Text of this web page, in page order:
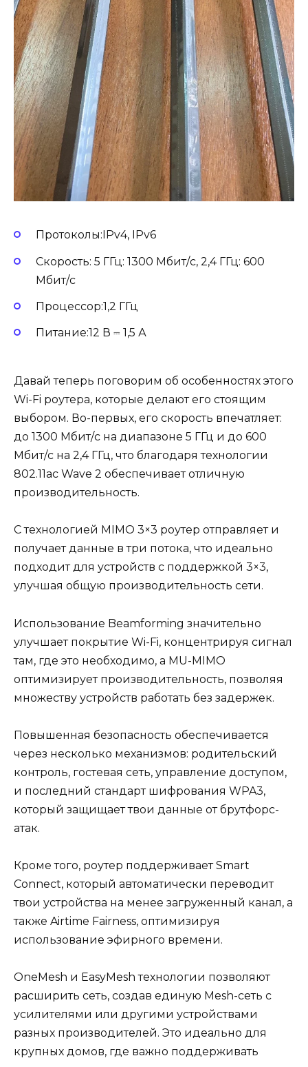
Протоколы:IPv4, IPv6
Скорость: 5 ГГц: 1300 Мбит/с, 2,4 ГГц: 600
Мбит/с
Процессор:1,2 ГГц
Питание:12 В ⎓ 1,5 А
Давай теперь поговорим об особенностях этого
Wi-Fi роутера, которые делают его стоящим
выбором. Во-первых, его скорость впечатляет:
до 1300 Мбит/с на диапазоне 5 ГГц и до 600
Мбит/с на 2,4 ГГц, что благодаря технологии
802.11ac Wave 2 обеспечивает отличную
производительность.
С технологией MIMO 3×3 роутер отправляет и
получает данные в три потока, что идеально
подходит для устройств с поддержкой 3×3,
улучшая общую производительность сети.
Использование Beamforming значительно
улучшает покрытие Wi-Fi, концентрируя сигнал
там, где это необходимо, а MU-MIMO
оптимизирует производительность, позволяя
множеству устройств работать без задержек.
Повышенная безопасность обеспечивается
через несколько механизмов: родительский
контроль, гостевая сеть, управление доступом,
и последний стандарт шифрования WPA3,
который защищает твои данные от брутфорс-
атак.
Кроме того, роутер поддерживает Smart
Connect, который автоматически переводит
твои устройства на менее загруженный канал, а
также Airtime Fairness, оптимизируя
использование эфирного времени.
OneMesh и EasyMesh технологии позволяют
расширить сеть, создав единую Mesh-сеть с
усилителями или другими устройствами
разных производителей. Это идеально для
крупных домов, где важно поддерживать